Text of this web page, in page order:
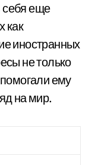
себя еще
как
иностранных
не только
ему
на мир.